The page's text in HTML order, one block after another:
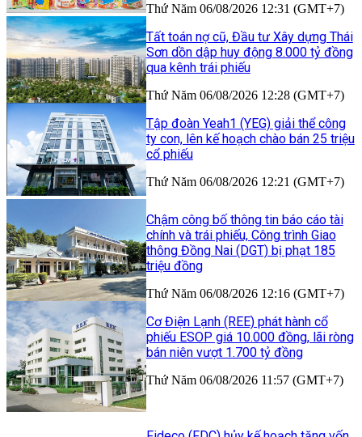
Thứ Năm 06/08/2026 12:31 (GMT+7)
Tất toán nợ cũ, Đầu tư Xây dựng Thái
Sơn dồn dập huy động 8.000 tỷ đồng
qua kênh trái phiếu
Thứ Năm 06/08/2026 12:28 (GMT+7)
Tập đoàn Yeah1 (YEG) giải thể công
ty con, lên kế hoạch chào bán 25 triệu
cổ phiếu
Thứ Năm 06/08/2026 12:21 (GMT+7)
Chậm công bố thông tin báo cáo tài
chính và trái phiếu, Công trình Giao
thông Đồng Nai (DGT) bị phạt 185
triệu đồng
Thứ Năm 06/08/2026 12:16 (GMT+7)
Cơ Điện Lạnh (REE) phát hành cổ
phiếu ESOP giá 10.000 đồng, lãi ròng
bán niên vượt 1.700 tỷ đồng
Thứ Năm 06/08/2026 11:57 (GMT+7)